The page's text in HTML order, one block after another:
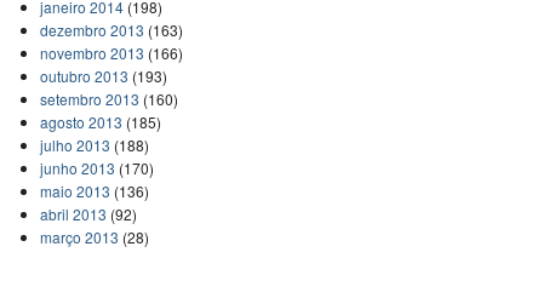
janeiro 2014(198)
dezembro 2013 (163)
novembro 2013 (166)
outubro 2013 (193)
setembro 2013 (160)
agosto 2013 (185)
julho 2013 (188)
junho 2013 (170)
maio 2013 (136)
abril 2013 (92)
março 2013 (28)